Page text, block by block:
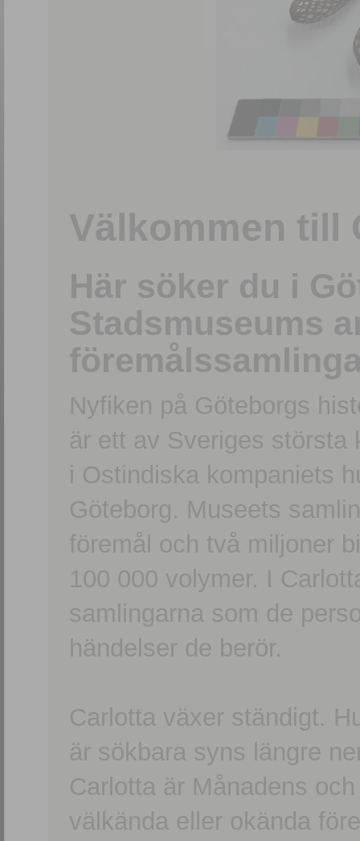
Välkommen till
Här söker du i
Stadsmuseums
Nyfiken på Göteborgs
är ett av Sveriges största
i Ostindiska kompaniets
Göteborg. Museets
föremål och två miljoner
100 000 volymer. I
samlingarna som de
händelser de berör.
Carlotta växer ständigt.
är sökbara syns längre
Carlotta är Månadens
välkända eller okända